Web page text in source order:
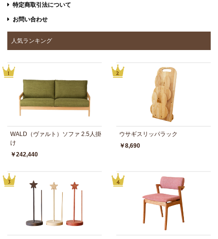
特定商取引法について
お問い合わせ
人気ランキング
WALD（ヴァルト）ソファ 2.5人掛
け
￥242,440
ウサギスリッパラック
￥8,690